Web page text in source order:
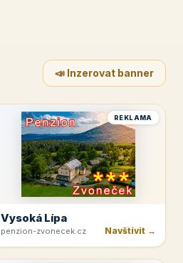
📣 Inzerovat banner
REKLAMA
Vysoká Lípa
penzion-zvonecek.cz Navštívit →